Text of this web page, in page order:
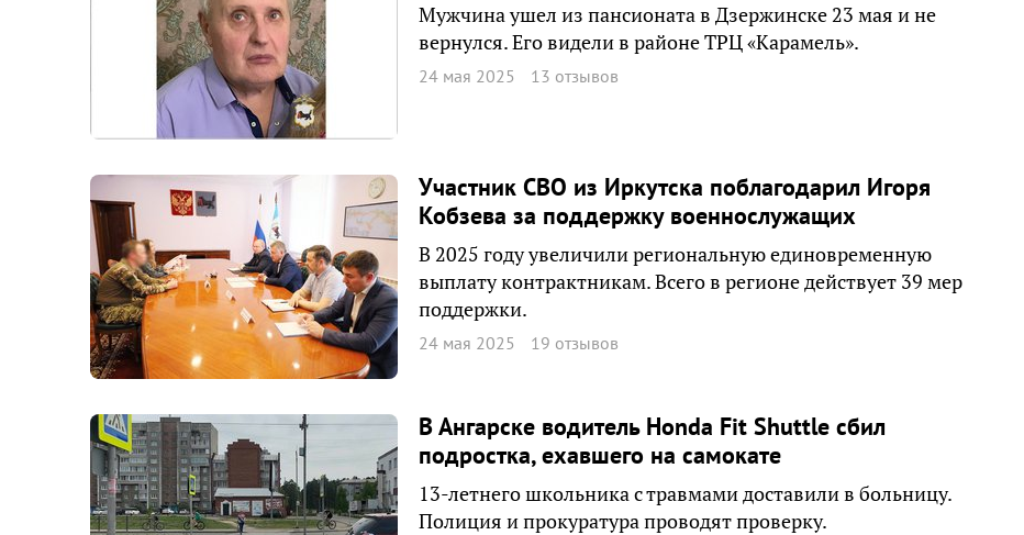
Мужчина ушел из пансионата в Дзержинске 23 мая и не
вернулся. Его видели в районе ТРЦ «Карамель».
24 мая 2025 13 отзывов
Участник СВО из Иркутска поблагодарил Игоря
Кобзева за поддержку военнослужащих
В 2025 году увеличили региональную единовременную
выплату контрактникам. Всего в регионе действует 39 мер
поддержки.
24 мая 2025 19 отзывов
В Ангарске водитель Honda Fit Shuttle сбил
подростка, ехавшего на самокате
13-летнего школьника с травмами доставили в больницу.
Полиция и прокуратура проводят проверку.